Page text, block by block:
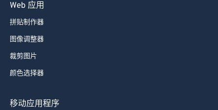
Web 应用
拼贴制作器
图像调整器
裁剪图片
颜色选择器
移动应用程序